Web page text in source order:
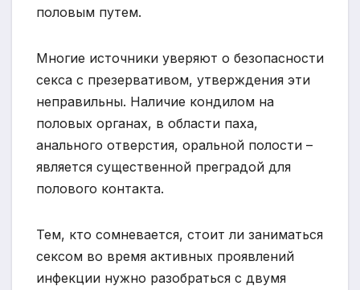
половым путем.
Многие источники уверяют о безопасности
секса с презервативом, утверждения эти
неправильны. Наличие кондилом на
половых органах, в области паха,
анального отверстия, оральной полости –
является существенной преградой для
полового контакта.
Тем, кто сомневается, стоит ли заниматься
сексом во время активных проявлений
инфекции нужно разобраться с двумя